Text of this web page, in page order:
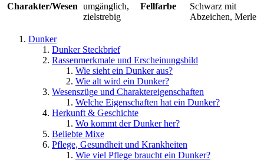
Charakter/Wesen umgänglich,
zielstrebig
Fellfarbe
Schwarz mit
Abzeichen, Merle
Dunker
Dunker Steckbrief
Rassenmerkmale und Erscheinungsbild
Wie sieht ein Dunker aus?
Wie alt wird ein Dunker?
Wesenszüge und Charaktereigenschaften
Welche Eigenschaften hat ein Dunker?
Herkunft & Geschichte
Wo kommt der Dunker her?
Beliebte Mixe
Pflege, Gesundheit und Krankheiten
Wie viel Pflege braucht ein Dunker?